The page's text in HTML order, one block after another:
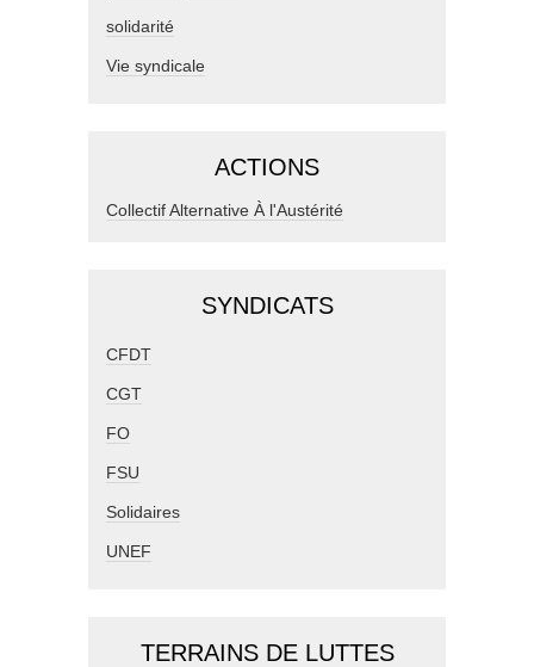
solidarité
Vie syndicale
ACTIONS
Collectif Alternative À l'Austérité
SYNDICATS
CFDT
CGT
FO
FSU
Solidaires
UNEF
TERRAINS DE LUTTES